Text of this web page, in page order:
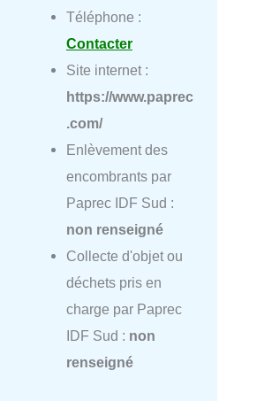
Téléphone :
Contacter
Site internet :
https://www.paprec
.com/
Enlèvement des
encombrants par
Paprec IDF Sud :
non renseigné
Collecte d'objet ou
déchets pris en
charge par Paprec
IDF Sud : non
renseigné